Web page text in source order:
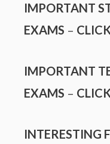
IMPORTANT
EXAMS –
IMPORTANT
EXAMS –
INTERESTING